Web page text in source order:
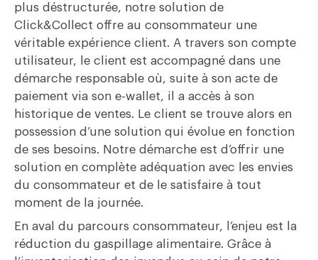
plus déstructurée, notre solution de
Click&Collect offre au consommateur une
véritable expérience client. A travers son compte
utilisateur, le client est accompagné dans une
démarche responsable où, suite à son acte de
paiement via son e-wallet, il a accès à son
historique de ventes. Le client se trouve alors en
possession d’une solution qui évolue en fonction
de ses besoins. Notre démarche est d’offrir une
solution en complète adéquation avec les envies
du consommateur et de le satisfaire à tout
moment de la journée.
En aval du parcours consommateur, l’enjeu est la
réduction du gaspillage alimentaire. Grâce à